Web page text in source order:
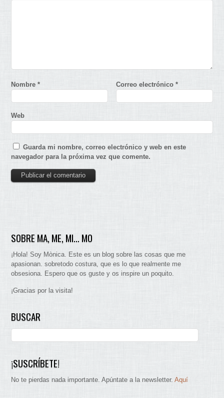
Nombre* Correo electrónico*
Web
Guarda mi nombre, correo electrónico y web en este
navegador para la próxima vez que comente.
SOBRE MA, ME, MI… MO
¡Hola! Soy Mònica. Este es un blog sobre las cosas que me
apasionan. sobretodo costura, que es lo que realmente me
obsesiona. Espero que os guste y os inspire un poquito.
¡Gracias por la visita!
BUSCAR
¡SUSCRÍBETE!
No te pierdas nada importante. Apúntate a la newsletter.Aquí